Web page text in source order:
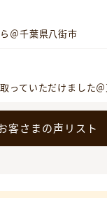
＠千葉県八街市
っていただけました
客さまの声リスト